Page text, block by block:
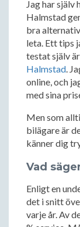
Jag har själv
Halmstad
bra
leta. Ett tips
testat själv
Halmstad.
online, och
med sina
Men som
bilägare är
känner dig
Vad
Enligt en
det i snitt
varje år. Av